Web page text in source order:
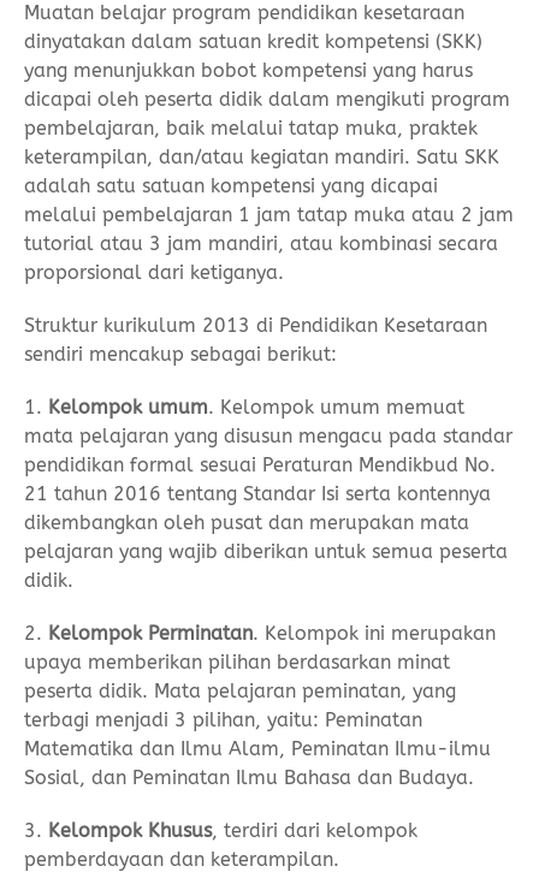
Muatan belajar program pendidikan kesetaraan
dinyatakan dalam satuan kredit kompetensi (SKK)
yang menunjukkan bobot kompetensi yang harus
dicapai oleh peserta didik dalam mengikuti program
pembelajaran, baik melalui tatap muka, praktek
keterampilan, dan/atau kegiatan mandiri. Satu SKK
adalah satu satuan kompetensi yang dicapai
melalui pembelajaran 1 jam tatap muka atau 2 jam
tutorial atau 3 jam mandiri, atau kombinasi secara
proporsional dari ketiganya.
Struktur kurikulum 2013 di Pendidikan Kesetaraan
sendiri mencakup sebagai berikut:
1. Kelompok umum. Kelompok umum memuat
mata pelajaran yang disusun mengacu pada standar
pendidikan formal sesuai Peraturan Mendikbud No.
21 tahun 2016 tentang Standar Isi serta kontennya
dikembangkan oleh pusat dan merupakan mata
pelajaran yang wajib diberikan untuk semua peserta
didik.
2. Kelompok Perminatan. Kelompok ini merupakan
upaya memberikan pilihan berdasarkan minat
peserta didik. Mata pelajaran peminatan, yang
terbagi menjadi 3 pilihan, yaitu: Peminatan
Matematika dan Ilmu Alam, Peminatan Ilmu-ilmu
Sosial, dan Peminatan Ilmu Bahasa dan Budaya.
3. Kelompok Khusus, terdiri dari kelompok
pemberdayaan dan keterampilan.